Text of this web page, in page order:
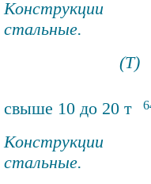
Конструкции
стальные.
(Т)
свыше 10 до 20 т
Конструкции
стальные.